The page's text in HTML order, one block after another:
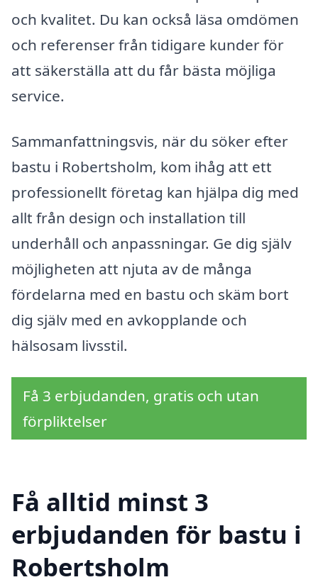
och kvalitet. Du kan också läsa omdömen
och referenser från tidigare kunder för
att säkerställa att du får bästa möjliga
service.
Sammanfattningsvis, när du söker efter
bastu i Robertsholm, kom ihåg att ett
professionellt företag kan hjälpa dig med
allt från design och installation till
underhåll och anpassningar. Ge dig själv
möjligheten att njuta av de många
fördelarna med en bastu och skäm bort
dig själv med en avkopplande och
hälsosam livsstil.
Få 3 erbjudanden, gratis och utan
förpliktelser
Få alltid minst 3
erbjudanden för bastu i
Robertsholm